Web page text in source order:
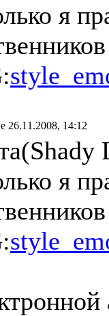
я
26.11.2008, 14:12
я